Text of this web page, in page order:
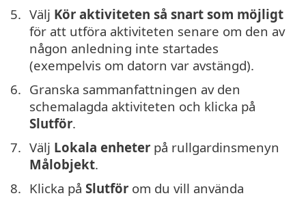
Välj Kör aktiviteten så snart som möjligt
för att utföra aktiviteten senare om den av
någon anledning inte startades
(exempelvis om datorn var avstängd).
Granska sammanfattningen av den
schemalagda aktiviteten och klicka på
Slutför.
Välj Lokala enheter på rullgardinsmenyn
Målobjekt.
Klicka på Slutför om du vill använda